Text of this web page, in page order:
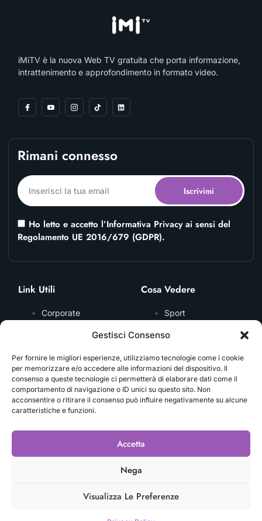
Gestisci Consenso
Per fornire le migliori esperienze, utilizziamo tecnologie come i cookie
per memorizzare e/o accedere alle informazioni del dispositivo. Il
consenso a queste tecnologie ci permetterà di elaborare dati come il
comportamento di navigazione o ID unici su questo sito. Non
acconsentire o ritirare il consenso può influire negativamente su alcune
caratteristiche e funzioni.
Accetta
Nega
Visualizza Le Preferenze
iMiTV è la nuova Web TV gratuita che porta informazione,
intrattenimento e approfondimento in formato video.
Rimani connesso
Iscrivimi
Ho letto e accetto l’Informativa Privacy ai sensi del
Regolamento UE 2016/679 (GDPR).
Link Utili
Corporate
Contatti
Privacy Policy
Cookie Policy
Cosa Vedere
Sport
Inchiesta
Documentario
Video Podcast
IT04595370240